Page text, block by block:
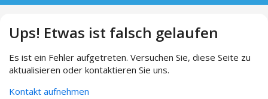
Ups! Etwas ist falsch gelaufen
Es ist ein Fehler aufgetreten. Versuchen Sie, diese Seite zu
aktualisieren oder kontaktieren Sie uns.
Kontakt aufnehmen